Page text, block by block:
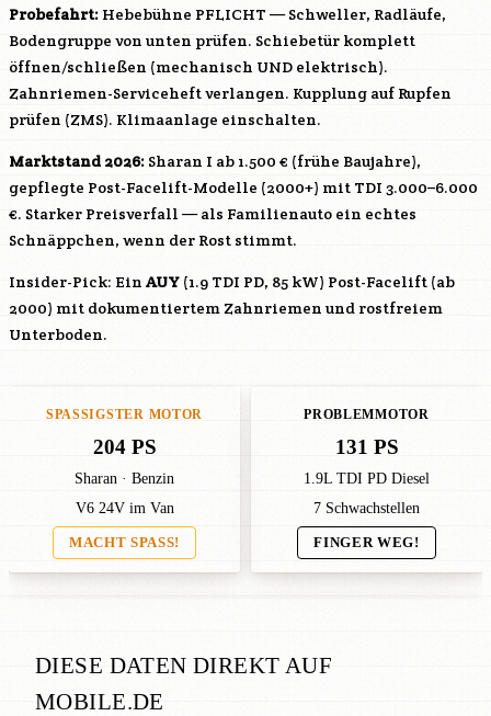
Probefahrt: Hebebühne PFLICHT — Schweller, Radläufe,
Bodengruppe von unten prüfen. Schiebetür komplett
öffnen/schließen (mechanisch UND elektrisch).
Zahnriemen-Serviceheft verlangen. Kupplung auf Rupfen
prüfen (ZMS). Klimaanlage einschalten.
Marktstand 2026: Sharan I ab 1.500 € (frühe Baujahre),
gepflegte Post-Facelift-Modelle (2000+) mit TDI 3.000–6.000
€. Starker Preisverfall — als Familienauto ein echtes
Schnäppchen, wenn der Rost stimmt.
Insider-Pick: Ein AUY (1.9 TDI PD, 85 kW) Post-Facelift (ab
2000) mit dokumentiertem Zahnriemen und rostfreiem
Unterboden.
SPASSIGSTER MOTOR
204 PS
Sharan · Benzin
V6 24V im Van
MACHT SPASS!
PROBLEMMOTOR
131 PS
1.9L TDI PD Diesel
7 Schwachstellen
FINGER WEG!
DIESE DATEN DIREKT AUF
MOBILE.DE